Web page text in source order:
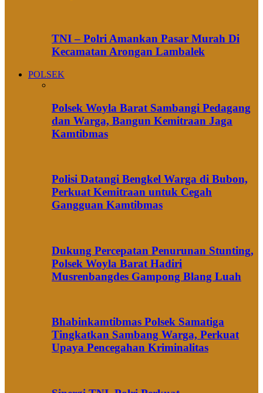
TNI – Polri Amankan Pasar Murah Di
Kecamatan Arongan Lambalek
POLSEK
Polsek Woyla Barat Sambangi Pedagang
dan Warga, Bangun Kemitraan Jaga
Kamtibmas
Polisi Datangi Bengkel Warga di Bubon,
Perkuat Kemitraan untuk Cegah
Gangguan Kamtibmas
Dukung Percepatan Penurunan Stunting,
Polsek Woyla Barat Hadiri
Musrenbangdes Gampong Blang Luah
Bhabinkamtibmas Polsek Samatiga
Tingkatkan Sambang Warga, Perkuat
Upaya Pencegahan Kriminalitas